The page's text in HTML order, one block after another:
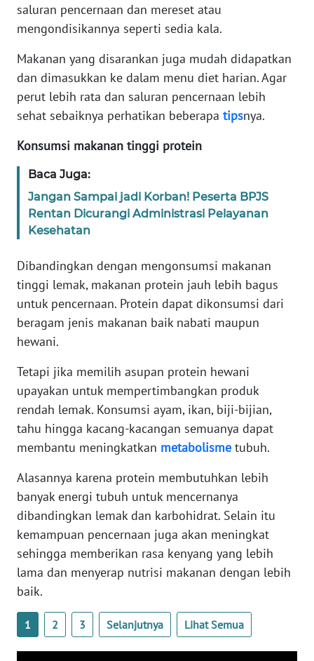
saluran pencernaan dan mereset atau
mengondisikannya seperti sedia kala.
Makanan yang disarankan juga mudah didapatkan
dan dimasukkan ke dalam menu diet harian. Agar
perut lebih rata dan saluran pencernaan lebih
sehat sebaiknya perhatikan beberapa tipsnya.
Konsumsi makanan tinggi protein
Baca Juga:
Jangan Sampai jadi Korban! Peserta BPJS
Rentan Dicurangi Administrasi Pelayanan
Kesehatan
Dibandingkan dengan mengonsumsi makanan
tinggi lemak, makanan protein jauh lebih bagus
untuk pencernaan. Protein dapat dikonsumsi dari
beragam jenis makanan baik nabati maupun
hewani.
Tetapi jika memilih asupan protein hewani
upayakan untuk mempertimbangkan produk
rendah lemak. Konsumsi ayam, ikan, biji-bijian,
tahu hingga kacang-kacangan semuanya dapat
membantu meningkatkan metabolisme tubuh.
Alasannya karena protein membutuhkan lebih
banyak energi tubuh untuk mencernanya
dibandingkan lemak dan karbohidrat. Selain itu
kemampuan pencernaan juga akan meningkat
sehingga memberikan rasa kenyang yang lebih
lama dan menyerap nutrisi makanan dengan lebih
baik.
1 2 3 Selanjutnya Lihat Semua
REDAKSI
KARIR
DISCLAIMER
Wahana
News
Regional
WN
SUMUT
JAKARTA
WN
JABAR
BANTEN
WN
NTT
KEPRI
WN
PAPUA
BARAT
WN